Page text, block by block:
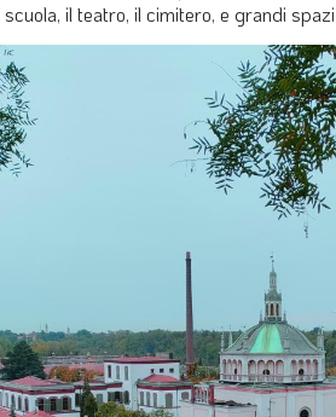
il teatro, il cimitero, e grandi